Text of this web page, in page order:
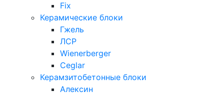
Fix
Керамические блоки
Гжель
ЛСР
Wienerberger
Ceglar
Керамзитобетонные блоки
Алексин